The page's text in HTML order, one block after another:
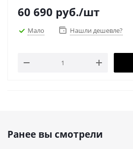
60 690 руб./шт
Мало Нашли дешевле?
Ранее вы смотрели